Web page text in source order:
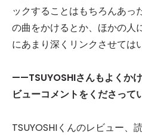
ックすることはもちろんあっ
の曲をかけるとか、ほかの人
にあまり深くリンクさせては
——TSUYOSHIさんもよくか
ビューコメントをくださって
TSUYOSHIくんのレビュー、